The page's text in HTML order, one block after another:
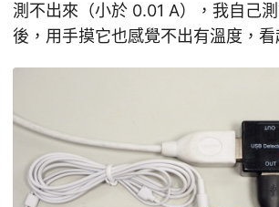
測不出來（小於 0.01 A），我自己
後，用手摸它也感覺不出有溫度，看